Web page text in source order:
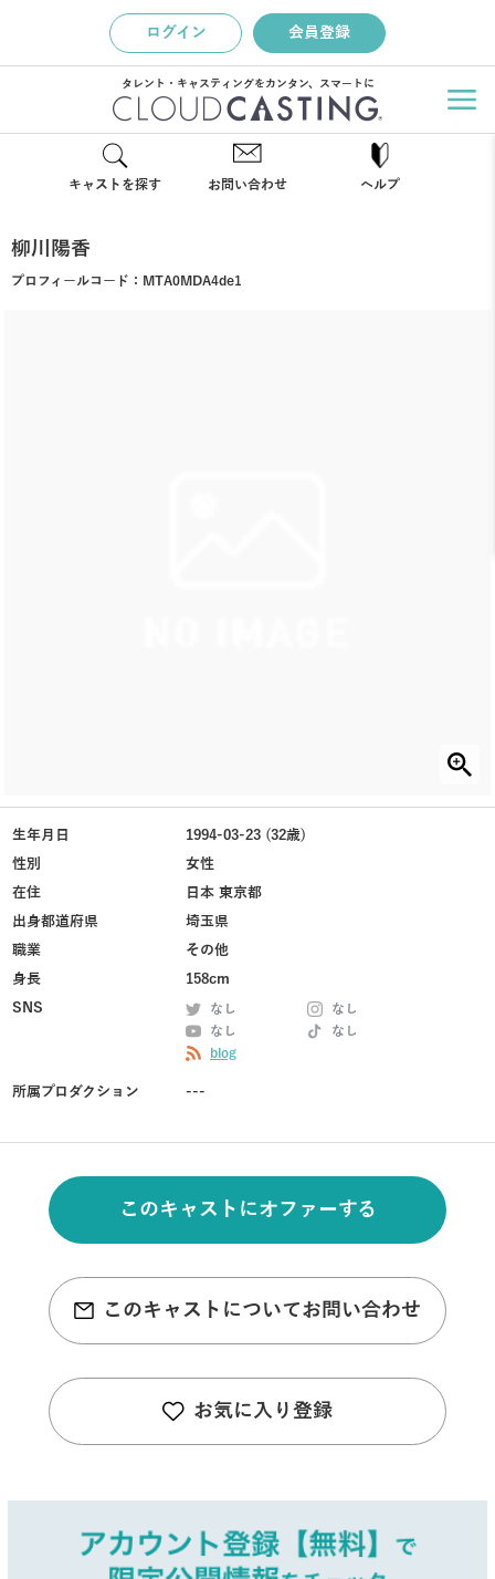
ログイン 会員登録
タレント・キャスティングをカンタン、スマートに
キャストを探す お問い合わせ ヘルプ
柳川陽香
プロフィールコード： MTA0MDA4de1
生年月日
1994-03-23 (32歳)
性別
女性
在住
日本 東京都
出身都道府県
埼玉県
職業
その他
身長
158cm
SNS
なし
なし
なし
なし
blog
所属プロダクション ---
このキャストにオファーする
このキャストについてお問い合わせ
お気に入り登録